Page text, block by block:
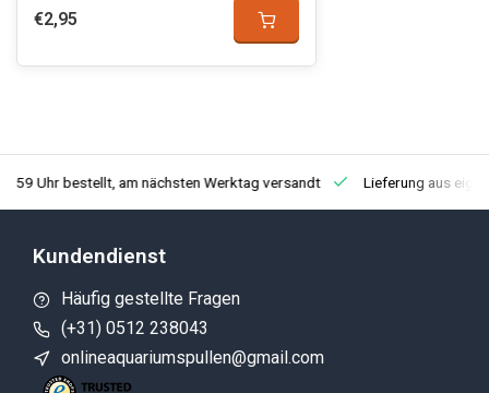
€2,95
Uhr bestellt, am nächsten Werktag versandt Lieferung aus
Kundendienst
Häufig gestellte Fragen
(+31) 0512 238043
onlineaquariumspullen@gmail.com